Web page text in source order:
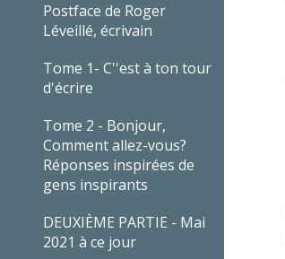
Postface de Roger
Léveillé, écrivain
Tome 1- C''est à ton tour
d'écrire
Tome 2 - Bonjour,
Comment allez-vous?
Réponses inspirées de
gens inspirants
DEUXIÈME PARTIE - Mai
2021 à ce jour